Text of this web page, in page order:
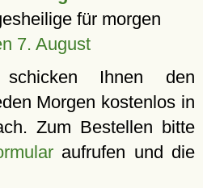
für morgen
7. August
Ihnen den
Morgen kostenlos in
Zum Bestellen bitte
aufrufen und die